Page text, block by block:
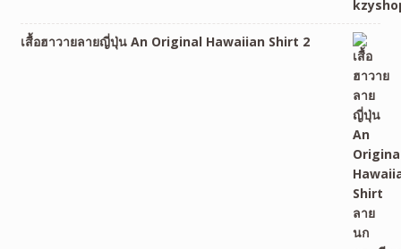
เสื้อฮาวายลายญี่ปุ่น An Original Hawaiian Shirt 2